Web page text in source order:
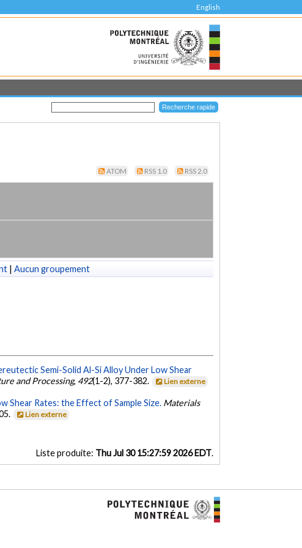
English
ATOM RSS 1.0 RSS 2.0
| Aucun groupement
Semi-Solid Al-Si Alloy Under Low Shear
and Processing, 492(1-2), 377-382. Lien externe
Shear Rates: the Effect of Sample Size. Materials
Lien externe
Liste produite: Thu Jul 30 15:27:59 2026 EDT.